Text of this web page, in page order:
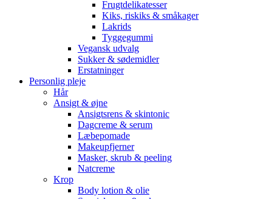
Frugtdelikatesser
Kiks, riskiks & småkager
Lakrids
Tyggegummi
Vegansk udvalg
Sukker & sødemidler
Erstatninger
Personlig pleje
Hår
Ansigt & øjne
Ansigtsrens & skintonic
Dagcreme & serum
Læbepomade
Makeupfjerner
Masker, skrub & peeling
Natcreme
Krop
Body lotion & olie